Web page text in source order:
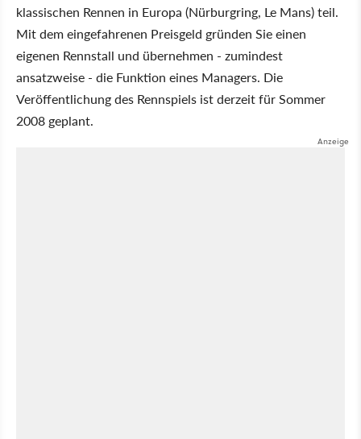
klassischen Rennen in Europa (Nürburgring, Le Mans) teil.
Mit dem eingefahrenen Preisgeld gründen Sie einen
eigenen Rennstall und übernehmen - zumindest
ansatzweise - die Funktion eines Managers. Die
Veröffentlichung des Rennspiels ist derzeit für Sommer
2008 geplant.